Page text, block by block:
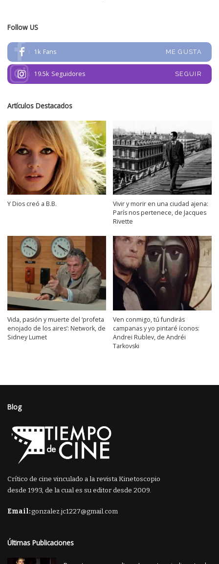
Follow US
1k Fans ME GUSTA
19.5k Seguidores SEGUIR
Artículos Destacados
Y Dios creó a B.B.
Vivir y morir en una ciudad ajena:
París nos pertenece, de Jacques
Rivette
Vida, pasión y muerte del ‘profeta
enojado de los aires’: Network, de
Sidney Lumet
Ven conmigo, tú fundirás
campanas y yo pintaré íconos:
Andrei Rublev, de Andréi
Tarkovski
Blog
Crítico de cine vinculado a la revista Kinetoscopio
desde 1993, de la cual es su editor desde 2009.
Email:gonzalez.jc1227@gmail.com
Últimas Publicaciones